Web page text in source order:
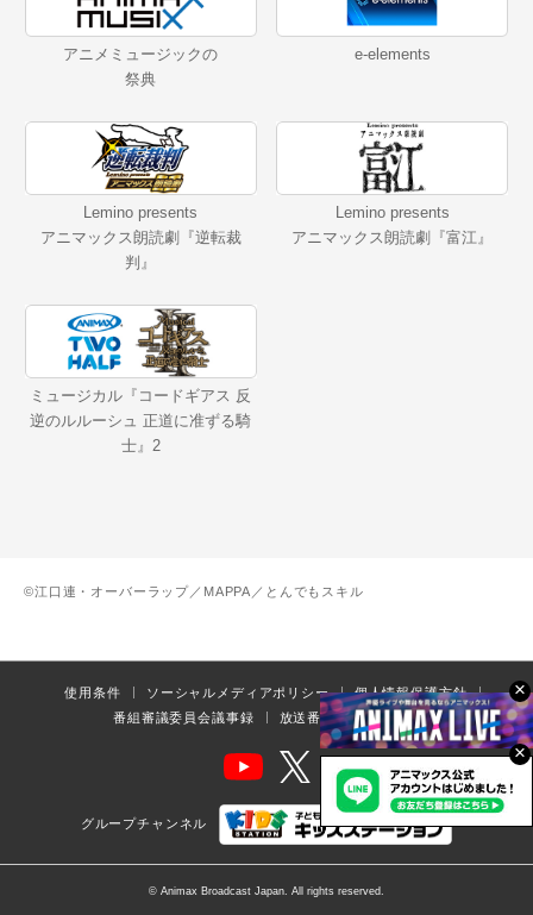
×
×
アニメミュージックの
祭典
e-elements
Lemino presents
アニマックス朗読劇『逆転裁
判』
Lemino presents
アニマックス朗読劇『富江』
ミュージカル『コードギアス 反
逆のルルーシュ 正道に准ずる騎
士』2
©江口連・オーバーラップ／MAPPA／とんでもスキル
使用条件 ソーシャルメディアポリシー
個人情報保護方針
番組審議委員会議事録
放送番組の編集の基準
グループチャンネル
© Animax Broadcast Japan. All rights reserved.